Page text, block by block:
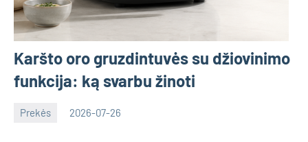
Karšto oro gruzdintuvės su džiovinimo
funkcija: ką svarbu žinoti
Prekės 2026-07-26